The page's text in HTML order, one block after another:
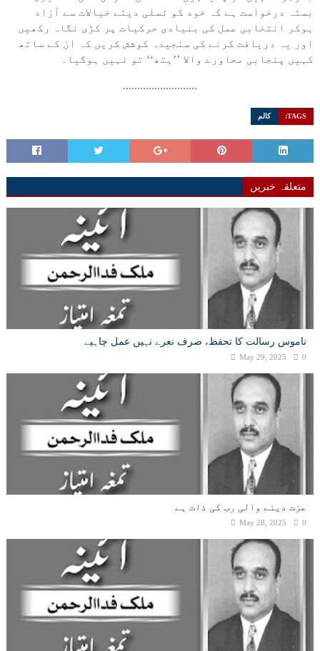
بستہ درخواست ہے کہ خود کو تسلی دیتے خیالات سے آزاد
ہوکر انتخابی عمل کی بنیادی حرکیات پر کڑی نگاہ رکھیں
اور یہ دریافت کرنے کی سنجیدہ کوشش کریں کہ ان کے ساتھ
کہیں پنجابی محاورے والا ’’ہتھ‘‘ تو نہیں ہوگیا۔
..........................
TAGS: کالم
متعلقہ خبریں
ناموس رسالت کا تحفظ، صرف نعرے نہیں عمل چاہیے
May 29, 2025 0
عزت دینے والی رب کی ذات ہے
May 28, 2025 0